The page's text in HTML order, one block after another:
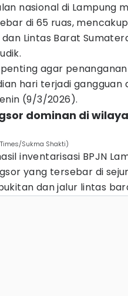
nasional di Lampung
di 65 ruas,
dan Lintas Barat
agar
hari terjadi gangguan
(9/3/2026).
dominan di
Sukma Shakti)
inventarisasi BPJN
yang tersebar di
dan jalur lintas